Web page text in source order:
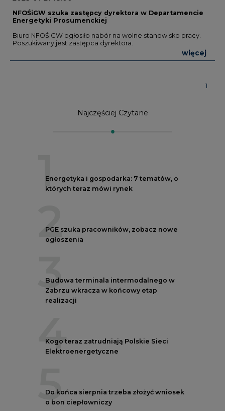
NFOŚiGW szuka zastępcy dyrektora w Departamencie
Energetyki Prosumenckiej
Biuro NFOŚiGW ogłosiło nabór na wolne stanowisko pracy.
Poszukiwany jest zastępca dyrektora.
więcej
1
Najczęściej Czytane
1
Energetyka i gospodarka: 7 tematów, o
których teraz mówi rynek
2
PGE szuka pracowników, zobacz nowe
ogłoszenia
3
Budowa terminala intermodalnego w
Zabrzu wkracza w końcowy etap
realizacji
4
Kogo teraz zatrudniają Polskie Sieci
Elektroenergetyczne
5
Do końca sierpnia trzeba złożyć wniosek
o bon ciepłowniczy